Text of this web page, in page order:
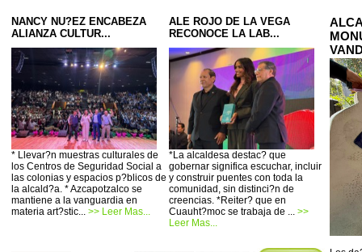
NANCY NU?EZ ENCABEZA
ALIANZA CULTUR...
* Llevar?n muestras culturales de
los Centros de Seguridad Social a
las colonias y espacios p?blicos de
la alcald?a. * Azcapotzalco se
mantiene a la vanguardia en
materia art?stic... >> Leer Mas...
ALE ROJO DE LA VEGA
RECONOCE LA LAB...
*La alcaldesa destac? que
gobernar significa escuchar, incluir
y construir puentes con toda la
comunidad, sin distinci?n de
creencias. *Reiter? que en
Cuauht?moc se trabaja de ... >>
Leer Mas...